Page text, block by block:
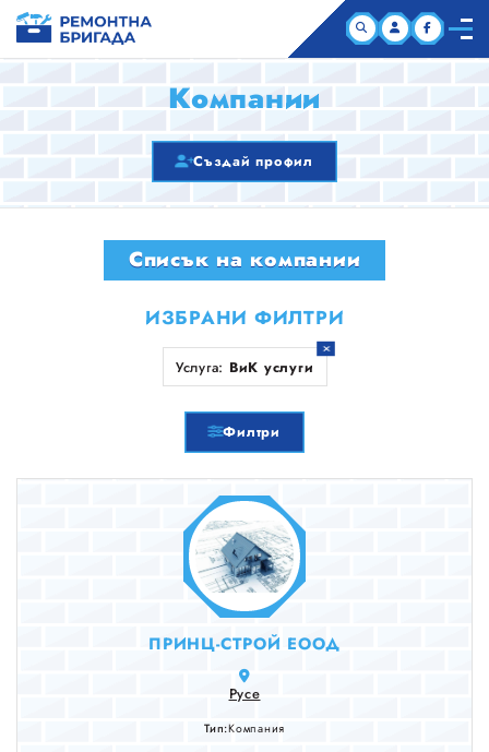
КОМПАНИИ
ЗА НАС
Компании
Създай профил
Списък на компании
ИЗБРАНИ ФИЛТРИ
Услуга: ВиК услуги
Филтри
ПРИНЦ-СТРОЙ ЕООД
Русе
Тип:Компания